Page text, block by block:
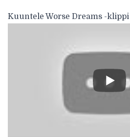
Kuuntele Worse Dreams -klippi